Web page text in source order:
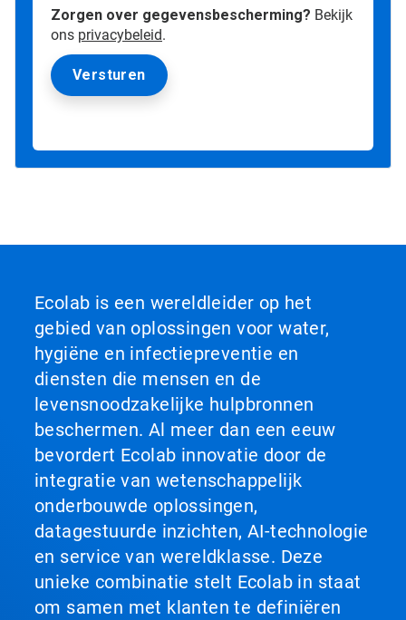
Zorgen over gegevensbescherming? Bekijk
ons privacybeleid.
Ecolab is een wereldleider op het
gebied van oplossingen voor water,
hygiëne en infectiepreventie en
diensten die mensen en de
levensnoodzakelijke hulpbronnen
beschermen. Al meer dan een eeuw
bevordert Ecolab innovatie door de
integratie van wetenschappelijk
onderbouwde oplossingen,
datagestuurde inzichten, AI-technologie
en service van wereldklasse. Deze
unieke combinatie stelt Ecolab in staat
om samen met klanten te definiëren